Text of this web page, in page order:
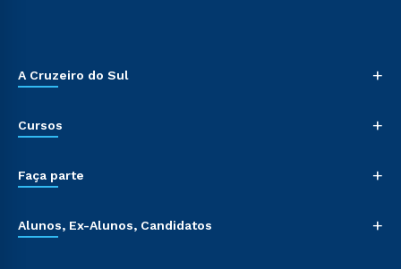
A Cruzeiro do Sul +
Cursos +
Faça parte +
Alunos, Ex-Alunos, Candidatos +